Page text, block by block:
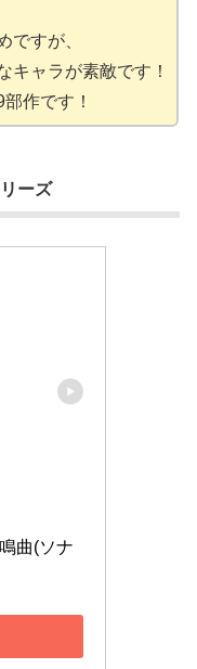
ですが、
キャラが素敵です！
作です！
ーズ
曲(ソナ